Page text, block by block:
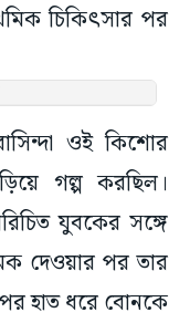
চিকিৎসার পর
ওই কিশোর
গল্প করছিল।
যুবকের সঙ্গে
দেওয়ার পর তার
হাত ধরে বোনকে